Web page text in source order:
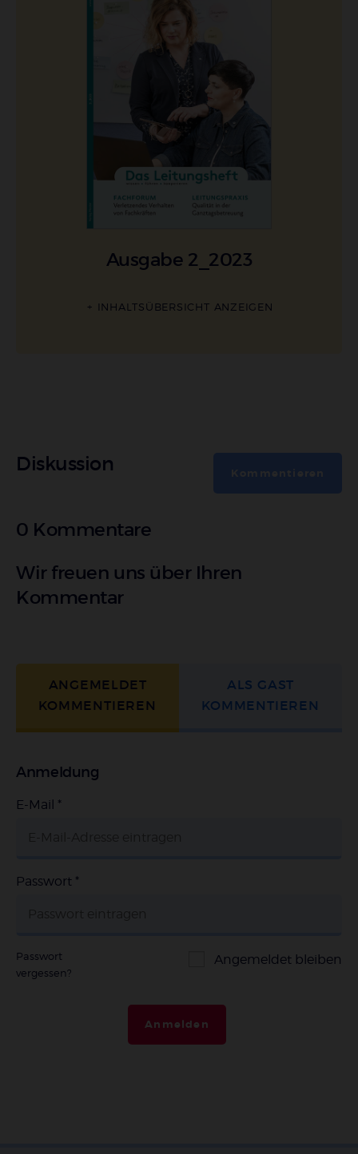
Ausgabe 2_2023
INHALTSÜBERSICHT ANZEIGEN
Diskussion
0 Kommentare
Wir freuen uns über Ihren
Kommentar
ANGEMELDET
KOMMENTIEREN
ALS GAST
KOMMENTIEREN
Anmeldung
E-Mail *
Passwort *
Passwort
vergessen?
Angemeldet bleiben
Anmelden